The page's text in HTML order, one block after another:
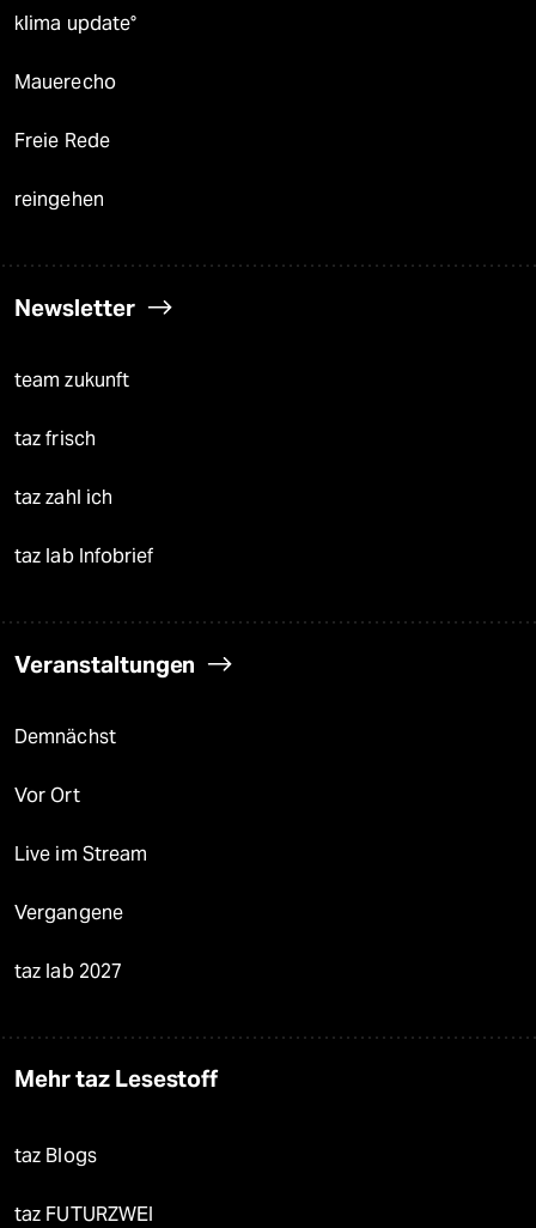
klima update°
Mauerecho
Freie Rede
reingehen
Newsletter
team zukunft
taz frisch
taz zahl ich
taz lab Infobrief
Veranstaltungen
Demnächst
Vor Ort
Live im Stream
Vergangene
taz lab 2027
Mehr taz Lesestoff
taz Blogs
taz FUTURZWEI